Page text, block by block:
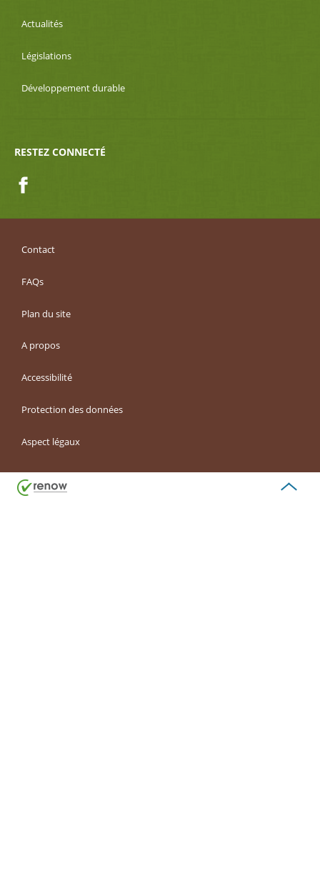
Actualités
Législations
Développement durable
RESTEZ CONNECTÉ
Contact
FAQs
Plan du site
A propos
Accessibilité
Protection des données
Aspect légaux
de